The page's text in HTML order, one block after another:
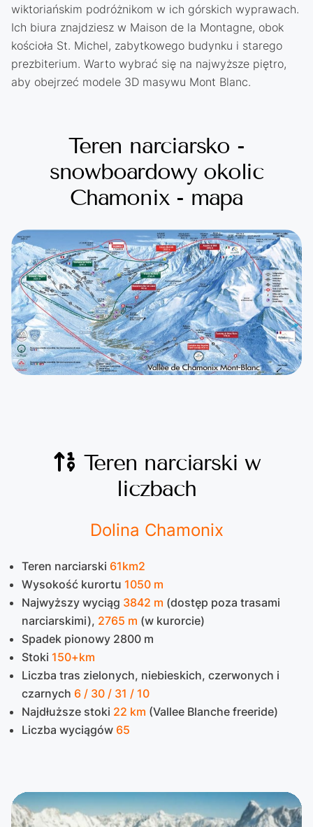
wiktoriańskim podróżnikom w ich górskich wyprawach.
Ich biura znajdziesz w Maison de la Montagne, obok
kościoła St. Michel, zabytkowego budynku i starego
prezbiterium. Warto wybrać się na najwyższe piętro,
aby obejrzeć modele 3D masywu Mont Blanc.
Teren narciarsko -
snowboardowy okolic
Chamonix - mapa
Teren narciarski w
liczbach
Dolina Chamonix
Teren narciarski 61km2
Wysokość kurortu 1050 m
Najwyższy wyciąg 3842 m (dostęp poza trasami
narciarskimi), 2765 m (w kurorcie)
Spadek pionowy 2800 m
Stoki 150+km
Liczba tras zielonych, niebieskich, czerwonych i
czarnych 6 / 30 / 31 / 10
Najdłuższe stoki 22 km (Vallee Blanche freeride)
Liczba wyciągów 65